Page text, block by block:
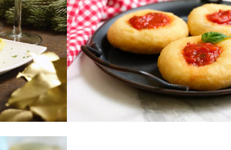
Durata
60 min
Difficoltà
Avanzato
Persone
6